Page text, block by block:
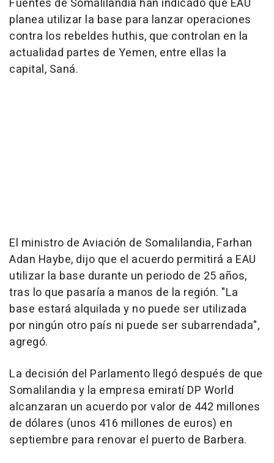
Fuentes de Somalilandia han indicado que EAU
planea utilizar la base para lanzar operaciones
contra los rebeldes huthis, que controlan en la
actualidad partes de Yemen, entre ellas la
capital, Saná.
El ministro de Aviación de Somalilandia, Farhan
Adan Haybe, dijo que el acuerdo permitirá a EAU
utilizar la base durante un periodo de 25 años,
tras lo que pasaría a manos de la región. "La
base estará alquilada y no puede ser utilizada
por ningún otro país ni puede ser subarrendada",
agregó.
La decisión del Parlamento llegó después de que
Somalilandia y la empresa emiratí DP World
alcanzaran un acuerdo por valor de 442 millones
de dólares (unos 416 millones de euros) en
septiembre para renovar el puerto de Barbera.